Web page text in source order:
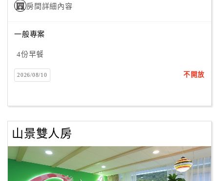
案
店
作
商
合
作
房間詳細內容
一般專案
4份早餐
2026/08/10 不開放
山景雙人房